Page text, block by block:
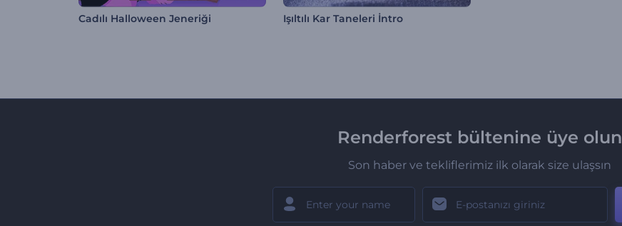
Cadılı Halloween Jeneriği Işıltılı Kar Taneleri İntro
Renderforest bültenine üye olun
Son haber ve tekliflerimiz ilk olarak size ulaşsın